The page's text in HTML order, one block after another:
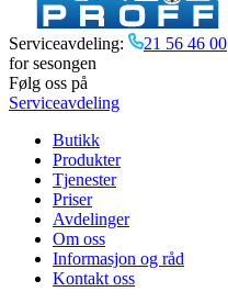
Serviceavdeling: 21 56 46 00
for sesongen
Følg oss på
Serviceavdeling
Butikk
Produkter
Tjenester
Priser
Avdelinger
Om oss
Informasjon og råd
Kontakt oss